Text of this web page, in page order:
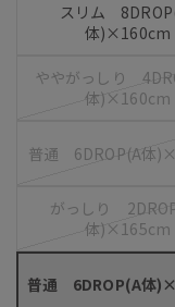
スリム
体)×160cm
ややがっしり
体)×160cm
普通 6DROP(A体
がっしり
体)×165cm
普通 6DROP(A体